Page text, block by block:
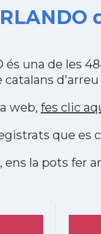
és una de les
catalans
web, fes clic
que
la pots fer